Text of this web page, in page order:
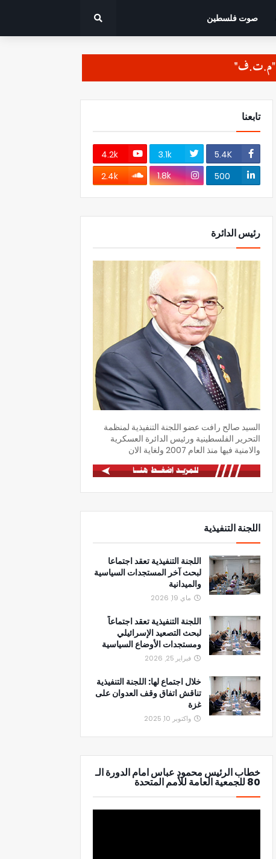
صوت فلسطين
تابعنا
5.4K
3.1k
4.2k
500
1.8k
2.4k
رئيس الدائرة
السيد صالح رافت عضو اللجنة التنفيذية لمنظمة
التحرير الفلسطينية ورئيس الدائرة العسكرية
والامنية فيها منذ العام 2007 ولغاية الان
اللجنة التنفيذية
اللجنة التنفيذية تعقد اجتماعا
لبحث آخر المستجدات السياسية
والميدانية
ماي 19, 2026
اللجنة التنفيذية تعقد اجتماعاً
لبحث التصعيد الإسرائيلي
ومستجدات الأوضاع السياسية
فبراير 25, 2026
خلال اجتماع لها: اللجنة التنفيذية
تناقش اتفاق وقف العدوان على
غزة
واكتوبر 10, 2025
خطاب الرئيس محمود عباس امام الدورة الـ
80 للجمعية العامة للأمم المتحدة